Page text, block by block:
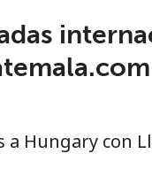
Hungary con